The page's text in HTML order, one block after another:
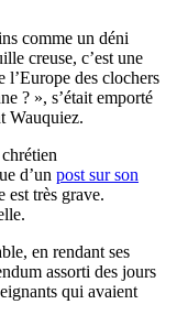
comme un déni
creuse, c’est une
des clochers
? », s’était emporté
Wauquiez.
d’un post sur son
est très grave.
en rendant ses
assorti des jours
qui avaient